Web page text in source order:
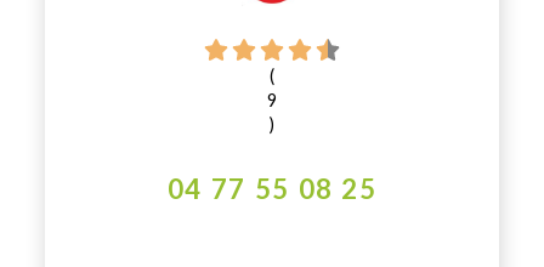
(
9
)
04 77 55 08 25